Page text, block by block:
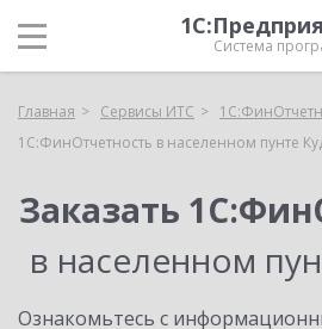
Система
Главная Сервисы ИТС
1С:ФинОтчетность в населенном пунте
Заказать
в населенном
Ознакомьтесь с